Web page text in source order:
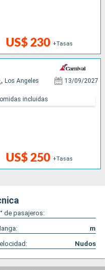
US$ 230 +Tasas
Los Angeles 13/09/2027
US$ 250 +Tasas
incluidas
de pasajeros:
m
Nudos